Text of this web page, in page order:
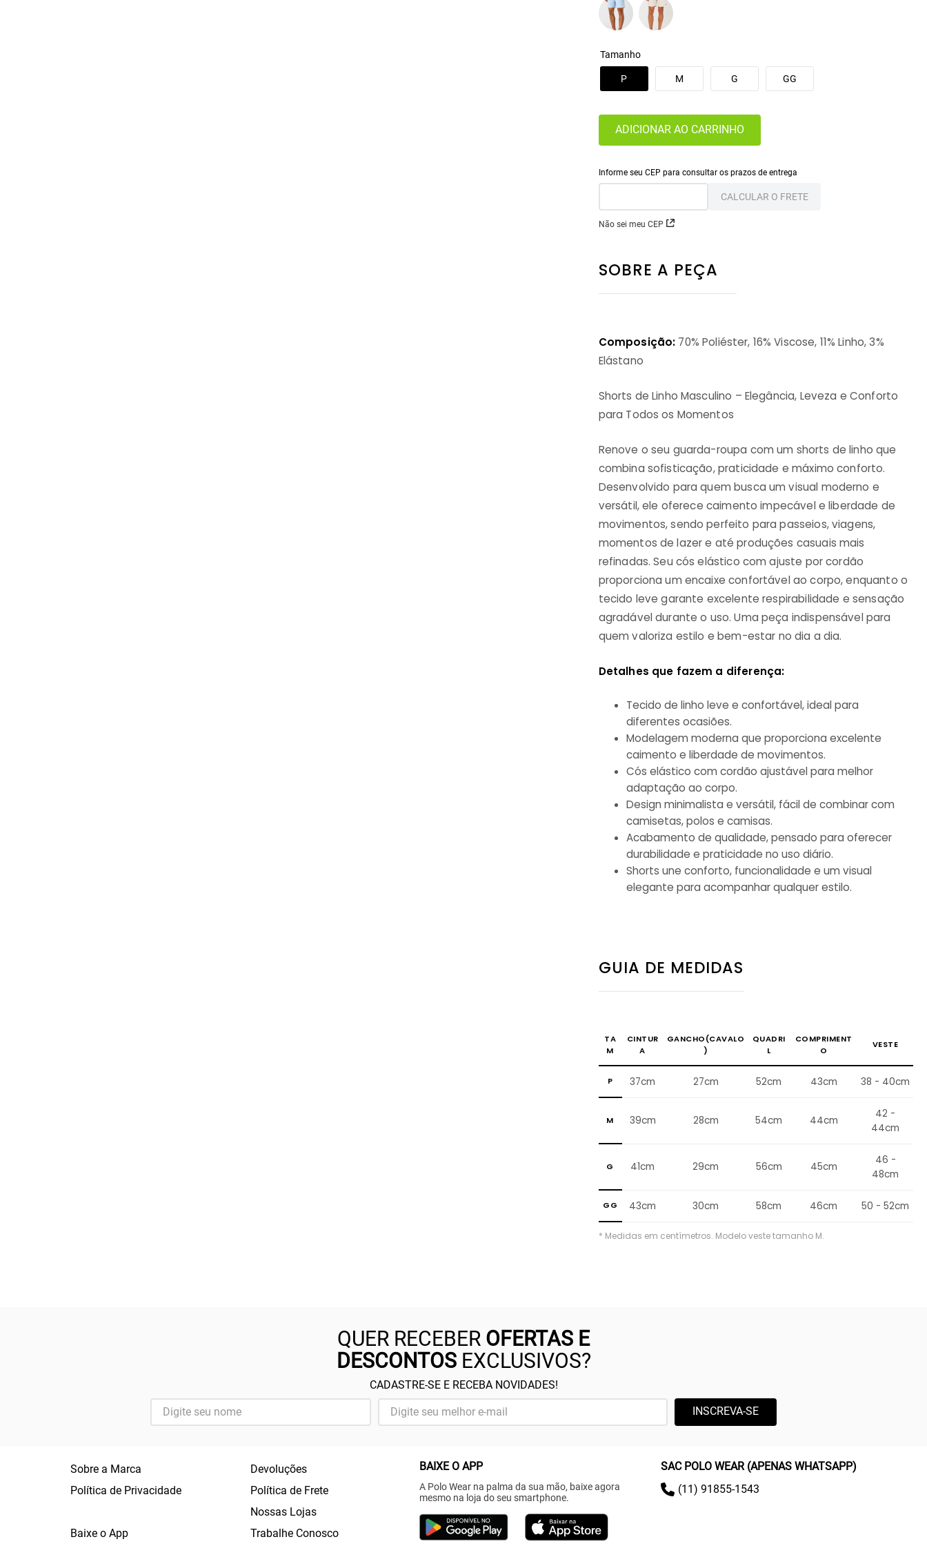
Tamanho
G GG
M
P
ADICIONAR AO CARRINHO
Não sei meu CEP
CALCULAR O FRETE
SOBRE A PEÇA
Composição: 70% Poliéster, 16% Viscose, 11% Linho, 3%
Elástano
Shorts de Linho Masculino – Elegância, Leveza e Conforto
para Todos os Momentos
Renove o seu guarda-roupa com um shorts de linho que
combina sofisticação, praticidade e máximo conforto.
Desenvolvido para quem busca um visual moderno e
versátil, ele oferece caimento impecável e liberdade de
movimentos, sendo perfeito para passeios, viagens,
momentos de lazer e até produções casuais mais
refinadas. Seu cós elástico com ajuste por cordão
proporciona um encaixe confortável ao corpo, enquanto o
tecido leve garante excelente respirabilidade e sensação
agradável durante o uso. Uma peça indispensável para
quem valoriza estilo e bem-estar no dia a dia.
Detalhes que fazem a diferença:
Tecido de linho leve e confortável, ideal para
diferentes ocasiões.
Modelagem moderna que proporciona excelente
caimento e liberdade de movimentos.
Cós elástico com cordão ajustável para melhor
adaptação ao corpo.
Design minimalista e versátil, fácil de combinar com
camisetas, polos e camisas.
Acabamento de qualidade, pensado para oferecer
durabilidade e praticidade no uso diário.
Shorts une conforto, funcionalidade e um visual
elegante para acompanhar qualquer estilo.
GUIA DE MEDIDAS
TA
M
CINTUR
A
GANCHO(CAVALO
)
QUADRI
L
COMPRIMENT
O
VESTE
P 37cm 27cm 52cm 43cm 38 - 40cm
M 39cm 28cm 54cm 44cm
42 -
44cm
G 41cm 29cm 56cm 45cm
46 -
48cm
GG 43cm 30cm 58cm 46cm 50 - 52cm
* Medidas em centímetros. Modelo veste tamanho M.
QUER RECEBER OFERTAS E
DESCONTOSEXCLUSIVOS?
CADASTRE-SE E RECEBA NOVIDADES!
INSCREVA-SE
Sobre a Marca
Devoluções
Política de Privacidade
Política de Frete
Nossas Lojas
Baixe o App
Trabalhe Conosco
BAIXE O APP
A Polo Wear na palma da sua mão, baixe agora
mesmo na loja do seu smartphone.
SAC POLO WEAR (APENAS WHATSAPP)
(11) 91855-1543